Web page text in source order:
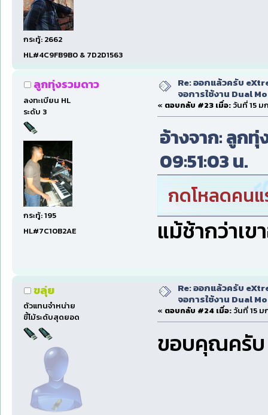
กระทู้: 2662
HL#4C9FB9B0 & 7D2D1563
ลูกทุ่งรวมดาว
ลงทะเบียน HL
ระดับ 3
กระทู้: 195
HL#7C10B2AE
Re: ออกแล้วครับ
จอการใช้งาน Dual
« ตอบกลับ #23 เมื่อ: วันที่ 15 ม
อ้างจาก: ลูก
09:51:03 น.
กดโหลดคนแ
แม้ช้ากว่าเข
ขลุ่ย
ตัวแทนจำหน่าย
ขี้โม้ระดับสุดยอด
Re: ออกแล้วครับ
จอการใช้งาน Dual
« ตอบกลับ #24 เมื่อ: วันที่ 15 ม
ขอบคุณครับ